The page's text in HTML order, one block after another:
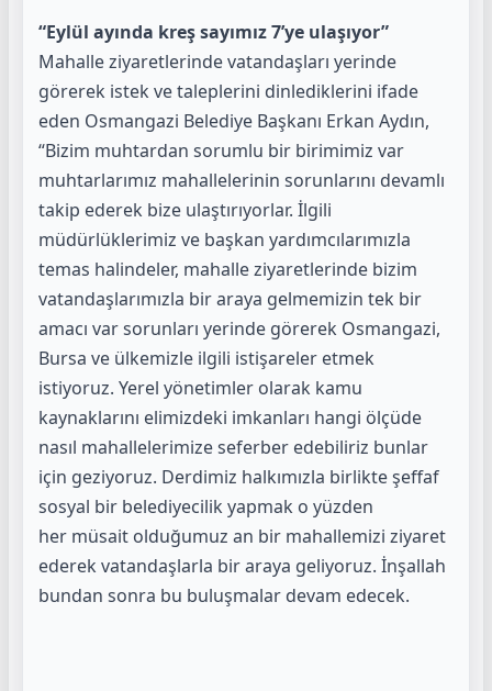
“Eylül ayında kreş sayımız 7’ye ulaşıyor”
Mahalle ziyaretlerinde vatandaşları yerinde
görerek istek ve taleplerini dinlediklerini ifade
eden Osmangazi Belediye Başkanı Erkan Aydın,
“Bizim muhtardan sorumlu bir birimimiz var
muhtarlarımız mahallelerinin sorunlarını devamlı
takip ederek bize ulaştırıyorlar. İlgili
müdürlüklerimiz ve başkan yardımcılarımızla
temas halindeler, mahalle ziyaretlerinde bizim
vatandaşlarımızla bir araya gelmemizin tek bir
amacı var sorunları yerinde görerek Osmangazi,
Bursa ve ülkemizle ilgili istişareler etmek
istiyoruz. Yerel yönetimler olarak kamu
kaynaklarını elimizdeki imkanları hangi ölçüde
nasıl mahallelerimize seferber edebiliriz bunlar
için geziyoruz. Derdimiz halkımızla birlikte şeffaf
sosyal bir belediyecilik yapmak o yüzden
her müsait olduğumuz an bir mahallemizi ziyaret
ederek vatandaşlarla biraraya geliyoruz. İnşallah
bundan sonra bu buluşmalar devam edecek.